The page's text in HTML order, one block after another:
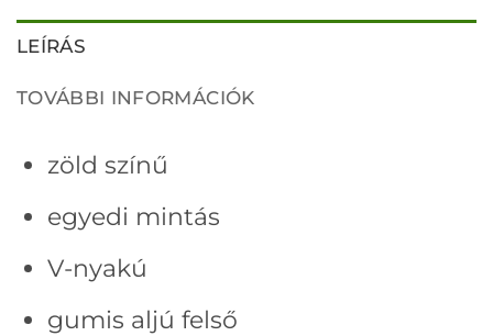
LEÍRÁS
TOVÁBBI INFORMÁCIÓK
zöld színű
egyedi mintás
V-nyakú
gumis aljú felső